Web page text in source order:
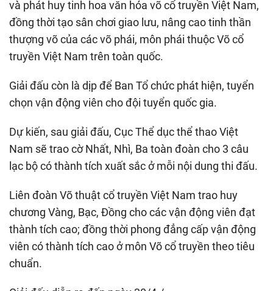
và phát huy tinh hoa văn hóa võ cổ truyền Việt Nam,
đồng thời tạo sân chơi giao lưu, nâng cao tinh thần
thượng võ của các võ phái, môn phái thuộc Võ cổ
truyền Việt Nam trên toàn quốc.
Giải đấu còn là dịp để Ban Tổ chức phát hiện, tuyển
chọn vận động viên cho đội tuyển quốc gia.
Dự kiến, sau giải đấu, Cục Thể dục thể thao Việt
Nam sẽ trao cờ Nhất, Nhì, Ba toàn đoàn cho 3 câu
lạc bộ có thành tích xuất sắc ở mỗi nội dung thi đấu.
Liên đoàn Võ thuật cổ truyền Việt Nam trao huy
chương Vàng, Bạc, Đồng cho các vận động viên đạt
thành tích cao; đồng thời phong đẳng cấp vận động
viên có thành tích cao ở môn Võ cổ truyền theo tiêu
chuẩn.